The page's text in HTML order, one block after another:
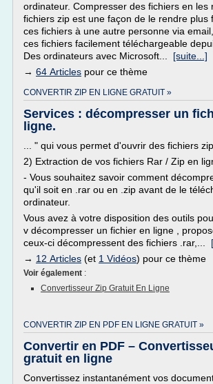
ordinateur. Compresser des fichiers en les
fichiers zip est une façon de le rendre plus
ces fichiers à une autre personne via
ces fichiers facilement téléchargeable
Des ordinateurs avec Microsoft... [suite...]
→ 64 Articles pour ce thème
CONVERTIR ZIP EN LIGNE GRATUIT »
Services : décompresser un
ligne.
... " qui vous permet d'ouvrir des fichiers zip.
2) Extraction de vos fichiers Rar / Zip en
- Vous souhaitez savoir comment
qu'il soit en .rar ou en .zip avant de le
ordinateur.
Vous avez à votre disposition des outils
v décompresser un fichier en ligne ,
ceux-ci décompressent des fichiers .rar,...
→ 12 Articles (et 1 Vidéos) pour ce thème
Voir également :
Convertisseur Zip Gratuit En Ligne
CONVERTIR ZIP EN PDF EN LIGNE GRATUIT »
Convertir en PDF –
gratuit en ligne
Convertissez instantanément vos